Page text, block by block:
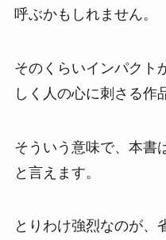
呼ぶかもしれません。
そのくらいインパクト
しく人の心に刺さる作
そういう意味で、本書
と言えます。
とりわけ強烈なのが、